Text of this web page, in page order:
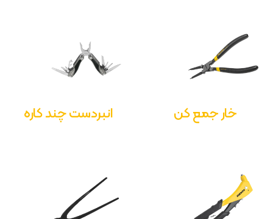
خار جمع کن انبردست چند کاره